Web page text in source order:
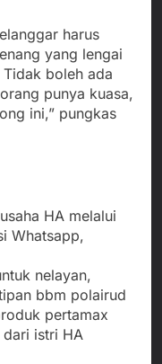
harus
yang lengai
boleh ada
punya kuasa,
ini,” pungkas
HA melalui
Whatsapp,
nelayan,
bbm polairud
pertamax
istri HA